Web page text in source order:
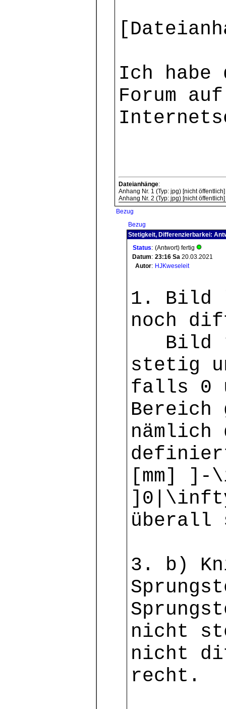
Ich habe
Forum
Dateianhänge:
Anhang Nr. 1 (Typ: jpg) [nicht öffentlich]
Anhang Nr. 2 (Typ: jpg) [nicht öffentlich]
Bezug
Bezug
Stetigkeit, Differenzierbarkei:
Status: (Antwort) fertig
Datum: 23:16 Sa 20.03.2021
Autor: HJKweseleit
1. Bild
noch
Bild
stetig
falls 0
[mm]
überall
3. b)
nicht
nicht
recht.